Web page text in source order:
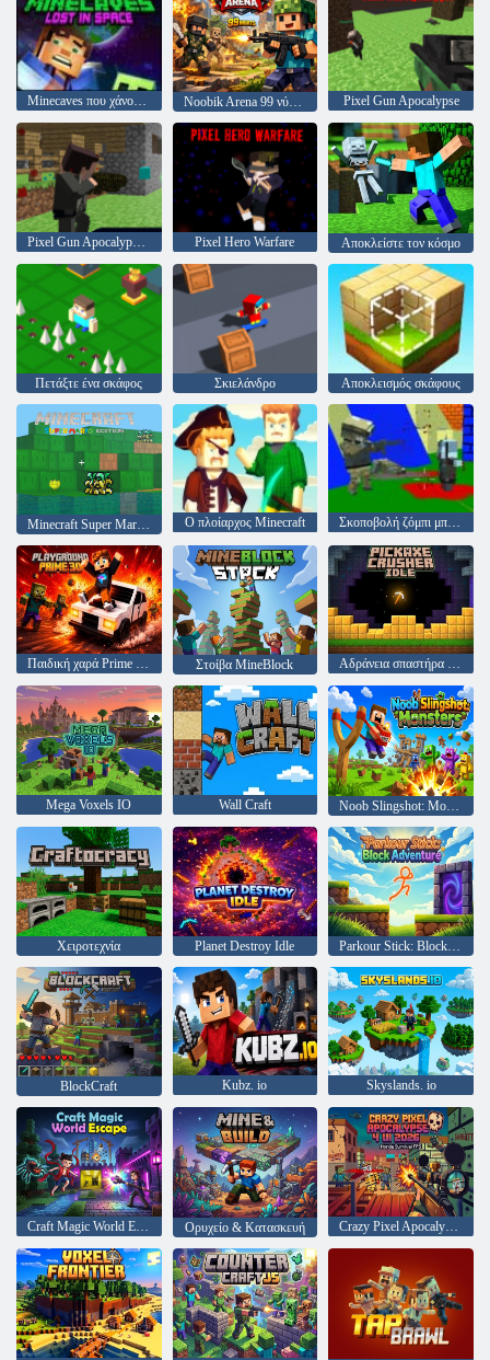
Minecaves που χάνονται στο διάστημα Noobik Arena 99 νύχτες Pixel Gun Apocalypse
Pixel Gun Apocalypse 3 Pixel Hero Warfare Αποκλείστε τον κόσμο
Πετάξτε ένα σκάφος Σκιελάνδρο Αποκλεισμός σκάφους
Ο πλοίαρχος Minecraft Σκοποβολή ζόμπι μπλοκαρισμό πυροβόλων όπλων
Παιδική χαρά Prime 3D Στοίβα MineBlock Αδράνεια σπαστήρα αξίνας
Mega Voxels IO Wall Craft Noob Slingshot: Monsters
Χειροτεχνία Planet Destroy Idle
BlockCraft Kubz. io Skyslands. io
Craft Magic World Escape Ορυχείο & Κατασκευή Crazy Pixel Apocalypse 4 UI 2026